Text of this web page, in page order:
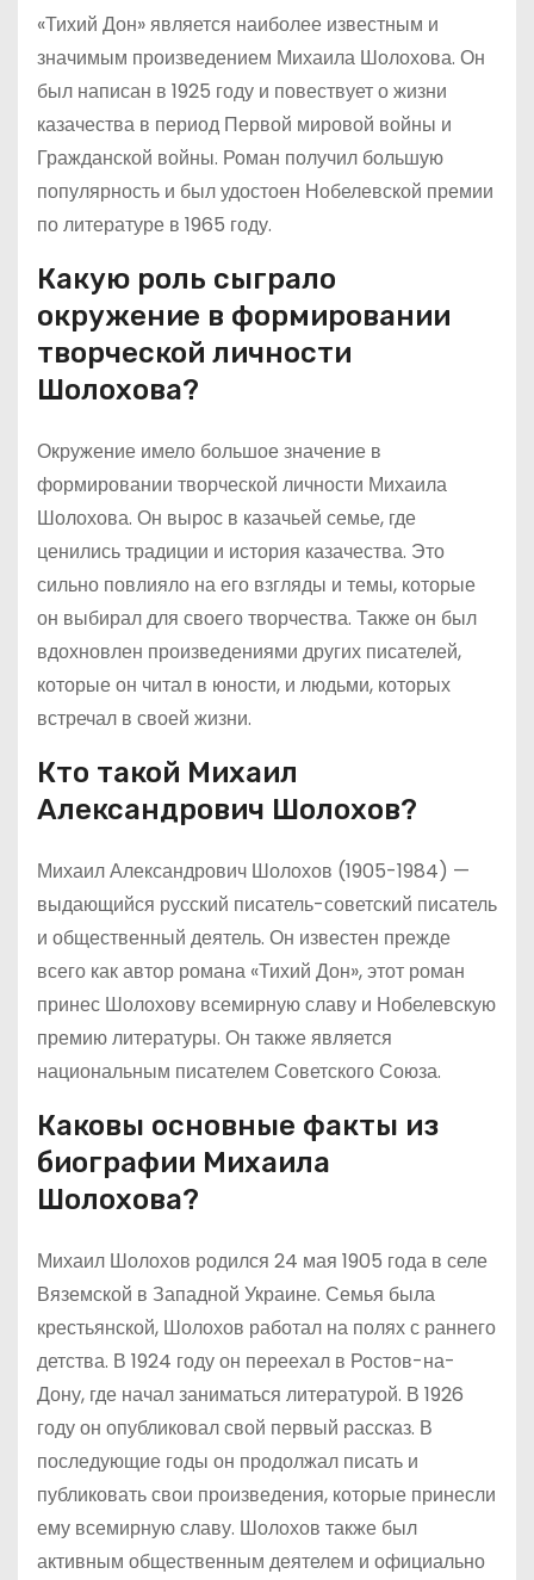
«Тихий Дон» является наиболее известным и
значимым произведением Михаила Шолохова. Он
был написан в 1925 году и повествует о жизни
казачества в период Первой мировой войны и
Гражданской войны. Роман получил большую
популярность и был удостоен Нобелевской премии
по литературе в 1965 году.
Какую роль сыграло
окружение в формировании
творческой личности
Шолохова?
Окружение имело большое значение в
формировании творческой личности Михаила
Шолохова. Он вырос в казачьей семье, где
ценились традиции и история казачества. Это
сильно повлияло на его взгляды и темы, которые
он выбирал для своего творчества. Также он был
вдохновлен произведениями других писателей,
которые он читал в юности, и людьми, которых
встречал в своей жизни.
Кто такой Михаил
Александрович Шолохов?
Михаил Александрович Шолохов (1905-1984) —
выдающийся русский писатель-советский писатель
и общественный деятель. Он известен прежде
всего как автор романа «Тихий Дон», этот роман
принес Шолохову всемирную славу и Нобелевскую
премию литературы. Он также является
национальным писателем Советского Союза.
Каковы основные факты из
биографии Михаила
Шолохова?
Михаил Шолохов родился 24 мая 1905 года в селе
Вяземской в Западной Украине. Семья была
крестьянской, Шолохов работал на полях с раннего
детства. В 1924 году он переехал в Ростов-на-
Дону, где начал заниматься литературой. В 1926
году он опубликовал свой первый рассказ. В
последующие годы он продолжал писать и
публиковать свои произведения, которые принесли
ему всемирную славу. Шолохов также был
активным общественным деятелем и официально